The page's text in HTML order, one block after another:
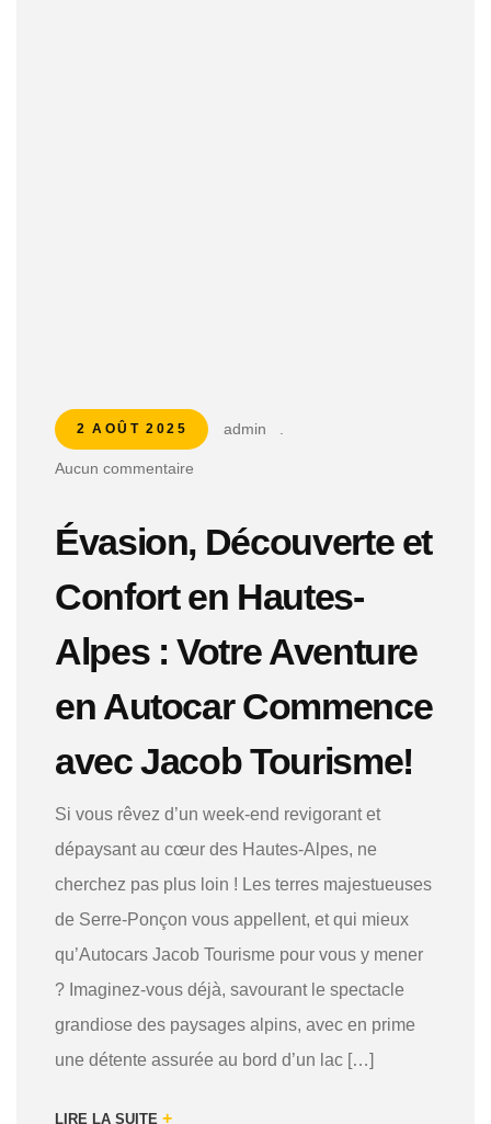
2 AOÛT 2025 admin
Aucun commentaire
Évasion, Découverte et
Confort en Hautes-
Alpes : Votre Aventure
en Autocar Commence
avec Jacob Tourisme!
Si vous rêvez d’un week-end revigorant et
dépaysant au cœur des Hautes-Alpes, ne
cherchez pas plus loin ! Les terres majestueuses
de Serre-Ponçon vous appellent, et qui mieux
qu’Autocars Jacob Tourisme pour vous y mener
? Imaginez-vous déjà, savourant le spectacle
grandiose des paysages alpins, avec en prime
une détente assurée au bord d’un lac […]
LIRE LA SUITE +